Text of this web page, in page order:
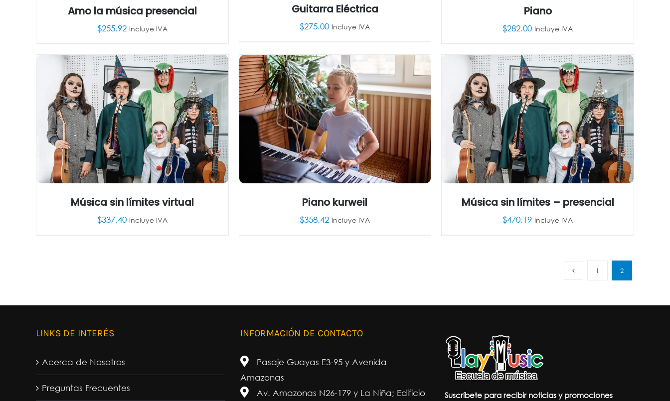
AÑADIR AL CARRITO / DETALLES
Amo la música presencial
$255.92 Incluye IVA
AÑADIR AL CARRITO
Guitarra Eléctrica
$275.00 Incluye IVA
AÑADIR AL CARRITO / DETALLES
Piano
$282.00 Incluye IVA
Música sin límites virtual
$337.40 Incluye IVA
Piano kurweil
$358.42 Incluye IVA
Música sin límites – presencial
$470.19 Incluye IVA
1 2
LINKS DE INTERÉS
Acerca de Nosotros
Preguntas Frecuentes
INFORMACIÓN DE CONTACTO
Pasaje Guayas E3-95 y Avenida
Amazonas
Av. Amazonas N26-179 y La Niña; Edificio
Suscríbete para recibir noticias y promociones